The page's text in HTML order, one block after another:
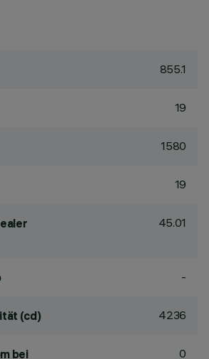
855.1
19
1580
19
45.01
-
(cd) 4236
bei 0